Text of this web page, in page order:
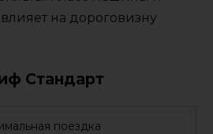
на дороговизну
Стандарт
поездка